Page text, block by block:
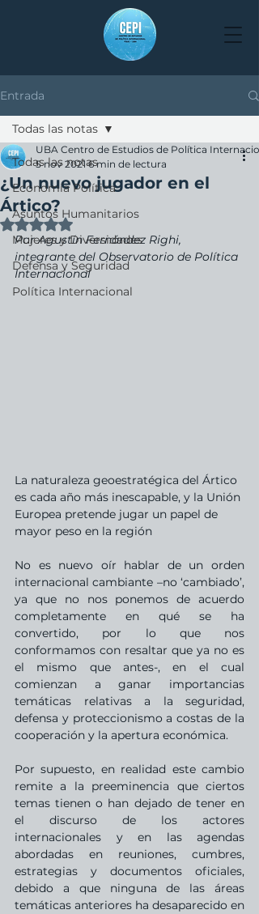
Entrada
Todas las notas
Economía Política
Asuntos Humanitarios
Mujeres y Diversidades
Defensa y Seguridad
Política Internacional
Todas las notas
¿Un nuevo jugador en el
Ártico?
UBA Centro de Estudios de Política
5 nov 2021 6 min de lectura
Obtuvo NaN de 5 estrellas.
Por Agustín Fernández Righi,
integrante del Observatorio de Política
Internacional
La naturaleza geoestratégica del Ártico
es cada año más inescapable, y la Unión
Europea pretende jugar un papel de
mayor peso en la región
No es nuevo oír hablar de un orden
internacional cambiante –no ‘cambiado’,
ya que no nos ponemos de acuerdo
completamente en qué se ha
convertido, por lo que nos
conformamos con resaltar que ya no es
el mismo que antes-, en el cual
comienzan a ganar importancias
temáticas relativas a la seguridad,
defensa y proteccionismo a costas de la
cooperación y la apertura económica.
Por supuesto, en realidad este cambio
remite a la preeminencia que ciertos
temas tienen o han dejado de tener en
el discurso de los actores
internacionales y en las agendas
abordadas en reuniones, cumbres,
estrategias y documentos oficiales,
debido a que ninguna de las áreas
temáticas anteriores ha desaparecido en